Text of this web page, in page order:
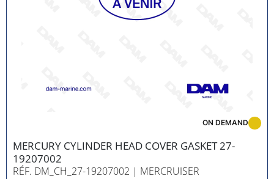
MERCURY CYLINDER HEAD COVER GASKET 27-
19207002
RÉF. DM_CH_27-19207002 | MERCRUISER
ON DEMAND